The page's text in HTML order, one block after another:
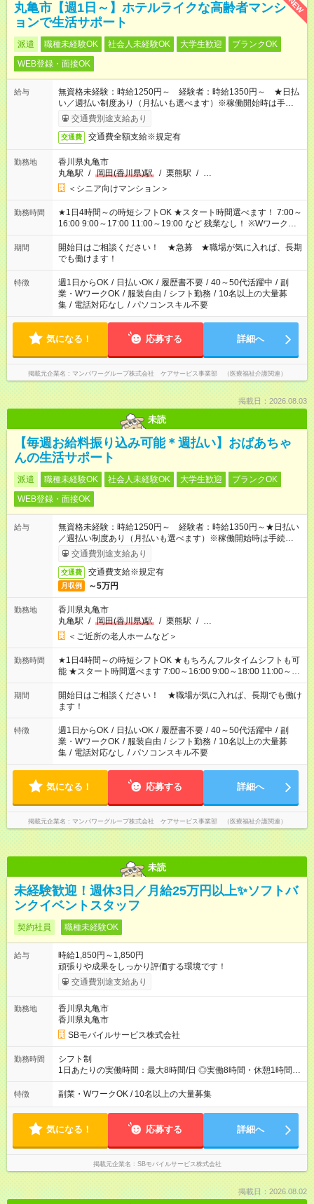
NEW
丸亀市【週1日～】ホテルライクな高齢者マンシ
ョンで生活サポート
派遣 職種未経験OK 社会人未経験OK 大学生歓迎
ブランクOK
WEB登録・面接OK
給与
無資格未経験：時給1250円～ 経験者：時給1350円～ ★日払
い／週払い制度あり（月払いも選べます）※稼働開始時は手続き
完了次第のお支払いとなります。
交通費別途支給あり
交通費 交通費全額支給※規定有
勤務地
香川県丸亀市
丸亀駅 / 岡田(香川県)駅 / 栗熊駅 / …
＜シニア向けマンション＞
勤務時間
★1日4時間～の時短シフトOK ★スタート時間選べます！ 7:00～
16:00 9:00～17:00 11:00～19:00 など 残業なし！ ※Wワークの
場合、他のお仕事と合わせ週40時間超の就業はご案内できませ
ん ※法令に基づき、週20時間以上勤務は社会保険への加入対象
となります ※労働者派遣法（日雇い派遣の原則禁止）により、
短時間・短期間の就業はご案内が難しい場合があります
期間
開始日はご相談ください！ ★急募 ★職場が気に入れば、長期
でも働けます！
特徴 週1日からOK / 日払いOK / 履歴書不要 / 40～50代活躍中 / 副
業・WワークOK / 服装自由 / シフト勤務 / 10名以上の大量募
集 / 電話対応なし / パソコンスキル不要
気になる！ 応募する 詳細へ
掲載元企業名 マンパワーグループ株式会社 ケアサービス事業部 （医療福祉介護関連）
掲載日：2026.08.03
未読
【毎週お給料振り込み可能＊週払い】おばあちゃ
んの生活サポート
派遣 職種未経験OK 社会人未経験OK 大学生歓迎
ブランクOK
WEB登録・面接OK
給与
無資格未経験：時給1250円～ 経験者：時給1350円～★日払い
／週払い制度あり（月払いも選べます）※稼働開始時は手続き完
了次第のお支払いとなります。
交通費別途支給あり
交通費 交通費支給※規定有
月収例 ～5万円
勤務地
香川県丸亀市
丸亀駅 / 岡田(香川県)駅 / 栗熊駅 / …
＜ご近所の老人ホームなど＞
勤務時間
★1日4時間～の時短シフトOK ★もちろんフルタイムシフトも可
能 ★スタート時間選べます 7:00～16:00 9:00～18:00 11:00～
20:00 など 残業なし！ ※Wワークの場合、他のお仕事と合わせ
週40時間超の就業はご案内できません ※法令に基づき、週20時
間以上勤務は社会保険への加入対象となります ※労働者派遣法
（日雇い派遣の原則禁止）により、短時間・短期間の就業はご
案内が難しい場合があります
期間
開始日はご相談ください！ ★職場が気に入れば、長期でも働け
ます！
特徴 週1日からOK / 日払いOK / 履歴書不要 / 40～50代活躍中 / 副
業・WワークOK / 服装自由 / シフト勤務 / 10名以上の大量募
集 / 電話対応なし / パソコンスキル不要
気になる！ 応募する 詳細へ
掲載元企業名 マンパワーグループ株式会社 ケアサービス事業部 （医療福祉介護関連）
未読
未経験歓迎！週休3日／月給25万円以上✨ソフトバ
ンクイベントスタッフ
契約社員 職種未経験OK
給与
時給1,850円～1,850円
頑張りや成果をしっかり評価する環境です！
交通費別途支給あり
勤務地
香川県丸亀市
香川県丸亀市
SBモバイルサービス株式会社
勤務時間
シフト制
1日あたりの実働時間：最大8時間/日 ◎実働8時間・休憩1時間 ◎
残業は月平均5時間程度です
特徴 副業・WワークOK / 10名以上の大量募集
気になる！ 応募する 詳細へ
掲載元企業名 SBモバイルサービス株式会社
掲載日：2026.08.02